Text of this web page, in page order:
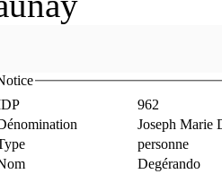
962
Joseph Marie
personne
Degérando